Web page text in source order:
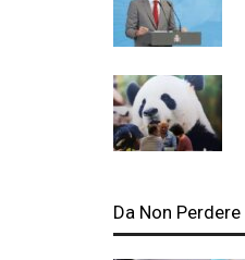
Da Non Perdere